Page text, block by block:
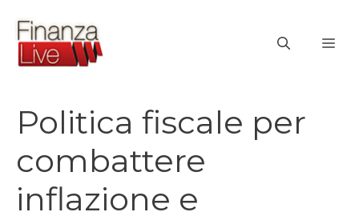
contenuto
Politica fiscale per
combattere
inflazione e